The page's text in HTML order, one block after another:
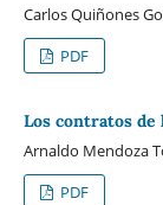
Carlos Quiñones
PDF
Los contratos de
Arnaldo Mendoza
PDF